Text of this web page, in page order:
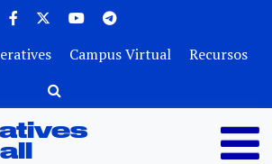
Campus Virtual Recursos